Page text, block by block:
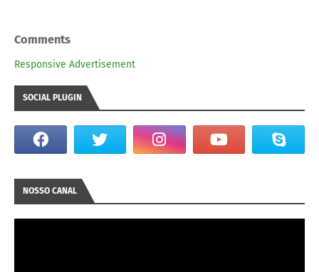
Comments
Responsive Advertisement
SOCIAL PLUGIN
NOSSO CANAL